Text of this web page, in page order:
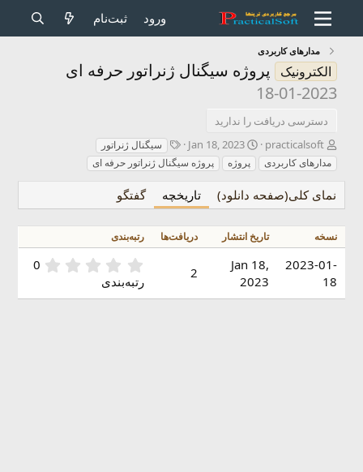
ورود ثبت‌نام
مدارهای کاربردی
الکترونیک
پروژه سیگنال ژنراتور حرفه ای
2023-01-18
دسترسی دریافت را ندارید
ن
و
ی
س
ن
ه
practicalsoft
ت
ا
ر
ی
خ
ر
س
ت
ا
د
Jan 18, 2023
ب
ر
چ
ب‌
ا
سیگنال ژنراتور
مدارهای کاربردی
پروژه پروژه سیگنال ژنراتور حرفه ای
نمای کلی(صفحه دانلود) تاریخچه گفتگو
نسخه تاریخ انتشار دریافت‌ها رتبه‌بندی
2023-01-
18
Jan 18,
2023
2
0
0
0
رتبه‌بندی